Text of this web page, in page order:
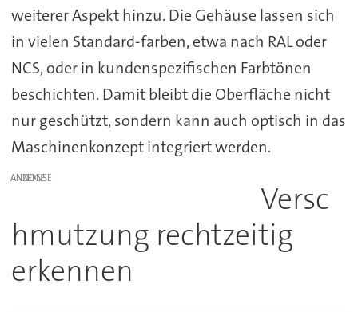
weiterer Aspekt hinzu. Die Gehäuse lassen sich
in vielen Standard-farben, etwa nach RAL oder
NCS, oder in kundenspezifischen Farbtönen
beschichten. Damit bleibt die Oberfläche nicht
nur geschützt, sondern kann auch optisch in das
Maschinenkonzept integriert werden.
ANZEIGE
Versc
hmutzung rechtzeitig
erkennen